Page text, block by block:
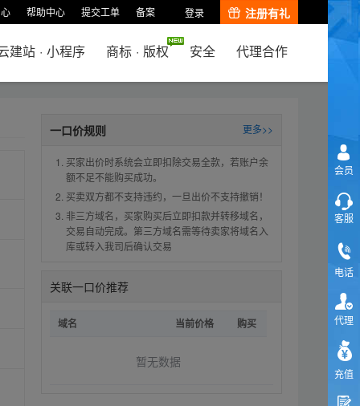
帮助中心 提交工单 备案 登录 注册有礼
建站 · 小程序 商标 · 版权 安全 代理合作
一口价规则 更多>>
买家出价时系统会立即扣除交易全款，若账户余
额不足不能购买成功。
买卖双方都不支持违约，一旦出价不支持撤销！
非三方域名，买家购买后立即扣款并转移域名，
交易自动完成。第三方域名需等待卖家将域名入
库或转入我司后确认交易
关联一口价推荐
域名 当前价格 购买
暂无数据
会员
客服
电话
代理
充值